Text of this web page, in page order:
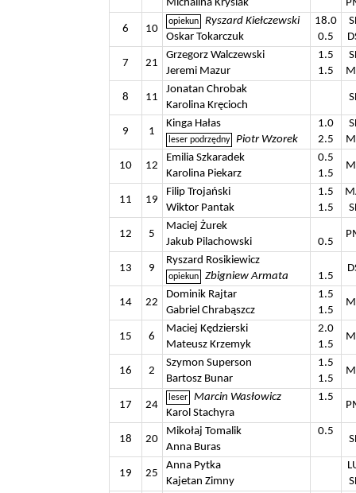
Michalina Krysiak
6 10
Ryszard Kiełczewski
Oskar Tokarczuk
18.0
0.5
7 21
Grzegorz Walczewski
Jeremi Mazur
1.5
1.5
8 11
Jonatan Chrobak
Karolina Kręcioch
9 1
Kinga Hałas
Piotr Wzorek
1.0
2.5
10 12
Emilia Szkaradek
Karolina Piekarz
0.5
1.5
11 19
Filip Trojański
Wiktor Pantak
1.5
1.5
12 5
Maciej Żurek
Jakub Pilachowski
0.5
13 9
Ryszard Rosikiewicz
Zbigniew Armata
1.5
14 22
Dominik Rajtar
Gabriel Chrabąszcz
1.5
1.5
15 6
Maciej Kędzierski
Mateusz Krzemyk
2.0
1.5
16 2
Szymon Superson
Bartosz Bunar
1.5
1.5
17 24
Marcin Wasłowicz
Karol Stachyra
1.5
18 20
Mikołaj Tomalik
Anna Buras
0.5
19 25
Anna Pytka
Kajetan Zimny